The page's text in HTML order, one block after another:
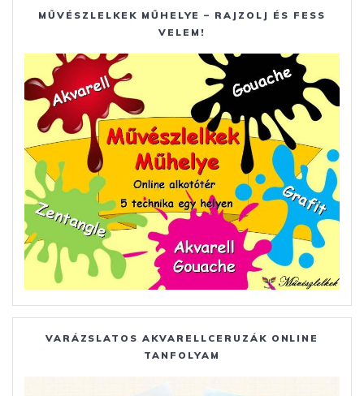
MŰVÉSZLELKEK MŰHELYE – RAJZOLJ ÉS FESS
VELEM!
VARÁZSLATOS AKVARELLCERUZÁK ONLINE
TANFOLYAM